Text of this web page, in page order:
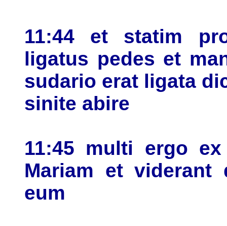
11:44 et statim
ligatus pedes et
sudario erat ligata
sinite abire
11:45 multi ergo
Mariam et viderant
eum